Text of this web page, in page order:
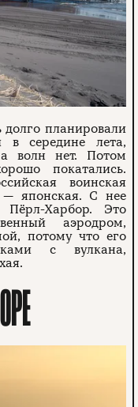
долго планировали
в середине лета,
волн нет. Потом
покатались.
воинская
японская. С нее
Пёрл-Харбор. Это
аэродром,
потому что его
с вулкана,